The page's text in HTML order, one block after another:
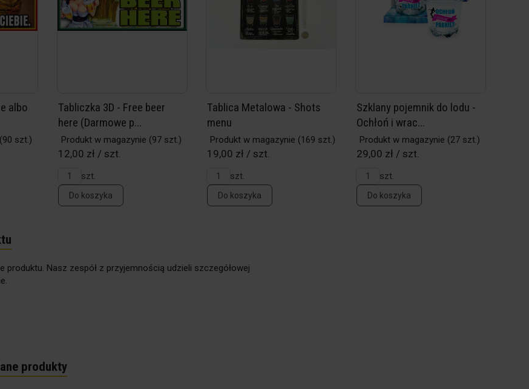
albo
(90 szt.)
Tabliczka 3D - Free beer
here (Darmowe p...
Produkt w magazynie (97 szt.)
12,00 zł / szt.
szt.
Do koszyka
Tablica Metalowa - Shots
menu
Produkt w magazynie (169 szt.)
19,00 zł / szt.
szt.
Do koszyka
Szklany pojemnik do lodu -
Ochłoń i wrac...
Produkt w magazynie (27 szt.)
29,00 zł / szt.
szt.
Do koszyka
produktu. Nasz zespół z przyjemnością udzieli szczegółowej
produkty